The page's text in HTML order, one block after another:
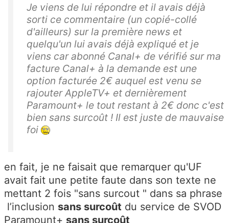
Je viens de lui répondre et il avais déjà
sorti ce commentaire (un copié-collé
d'ailleurs) sur la première news et
quelqu'un lui avais déjà expliqué et je
viens car abonné Canal+ de vérifié sur ma
facture Canal+ à la demande est une
option facturée 2€ auquel est venu se
rajouter AppleTV+ et dernièrement
Paramount+ le tout restant à 2€ donc c'est
bien sans surcoût ! Il est juste de mauvaise
foi
en fait, je ne faisait que remarquer qu'UF
avait fait une petite faute dans son texte ne
mettant 2 fois "sans surcout " dans sa phrase
l’inclusion sans surcoût du service de SVOD
Paramount+ sans surcoût